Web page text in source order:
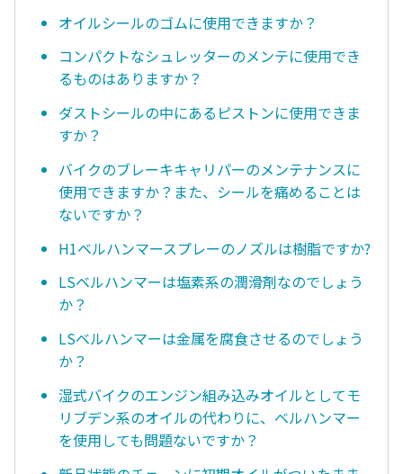
オイルシールのゴムに使用できますか？
コンパクトなシュレッターのメンテに使用でき
るものはありますか？
ダストシールの中にあるピストンに使用できま
すか？
バイクのブレーキキャリパーのメンテナンスに
使用できますか？また、シールを痛めることは
ないですか？
H1ベルハンマースプレーのノズルは樹脂ですか?
LSベルハンマーは塩素系の潤滑剤なのでしょう
か？
LSベルハンマーは金属を腐食させるのでしょう
か？
湿式バイクのエンジン組み込みオイルとしてモ
リブデン系のオイルの代わりに、ベルハンマー
を使用しても問題ないですか？